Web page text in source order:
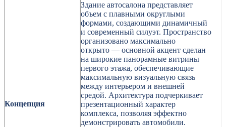
Концепция
Здание автосалона представляет
объем с плавными округлыми
формами, создающими динамичный
и современный силуэт. Пространство
организовано максимально
открыто — основной акцент сделан
на широкие панорамные витрины
первого этажа, обеспечивающие
максимальную визуальную связь
между интерьером и внешней
средой. Архитектура подчеркивает
презентационный характер
комплекса, позволяя эффектно
демонстрировать автомобили.